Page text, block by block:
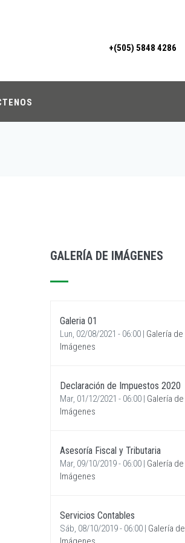
+(505) 5848 4286
GALERÍA DE IMÁGENES
Galeria 01
Lun, 02/08/2021 - 06:00 | Galería de
Imágenes
Declaración de Impuestos 2020
Mar, 01/12/2021 - 06:00 | Galería de
Imágenes
Asesoría Fiscal y Tributaria
Mar, 09/10/2019 - 06:00 | Galería de
Imágenes
Servicios Contables
Sáb, 08/10/2019 - 06:00 | Galería de